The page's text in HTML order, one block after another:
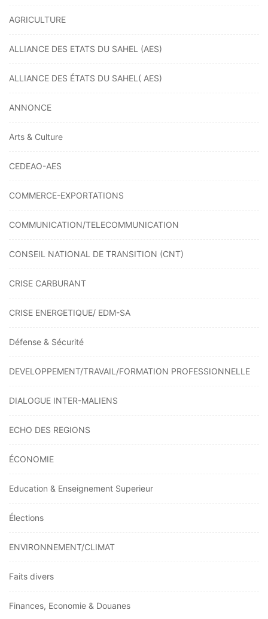
AGRICULTURE
ALLIANCE DES ETATS DU SAHEL (AES)
ALLIANCE DES ÉTATS DU SAHEL( AES)
ANNONCE
Arts & Culture
CEDEAO-AES
COMMERCE-EXPORTATIONS
COMMUNICATION/TELECOMMUNICATION
CONSEIL NATIONAL DE TRANSITION (CNT)
CRISE CARBURANT
CRISE ENERGETIQUE/ EDM-SA
Défense & Sécurité
DEVELOPPEMENT/TRAVAIL/FORMATION PROFESSIONNELLE
DIALOGUE INTER-MALIENS
ECHO DES REGIONS
ÉCONOMIE
Education & Enseignement Superieur
Élections
ENVIRONNEMENT/CLIMAT
Faits divers
Finances, Economie & Douanes